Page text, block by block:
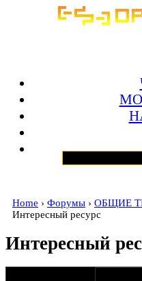
Home › Форумы › ОБЩИЕ
Интересный ресурс
Интересный